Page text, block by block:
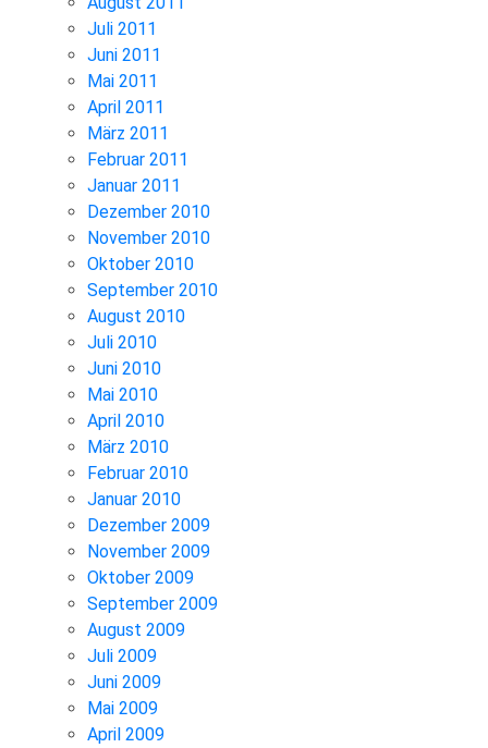
Juli 2011
Juni 2011
Mai 2011
April 2011
März 2011
Februar 2011
Januar 2011
Dezember 2010
November 2010
Oktober 2010
September 2010
August 2010
Juli 2010
Juni 2010
Mai 2010
April 2010
März 2010
Februar 2010
Januar 2010
Dezember 2009
November 2009
Oktober 2009
September 2009
August 2009
Juli 2009
Juni 2009
Mai 2009
April 2009